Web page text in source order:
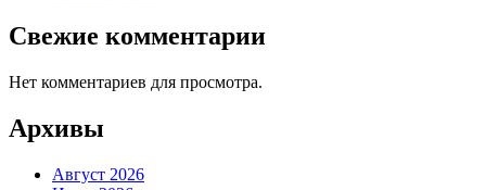
Свежие комментарии
Нет комментариев для просмотра.
Архивы
Август 2026